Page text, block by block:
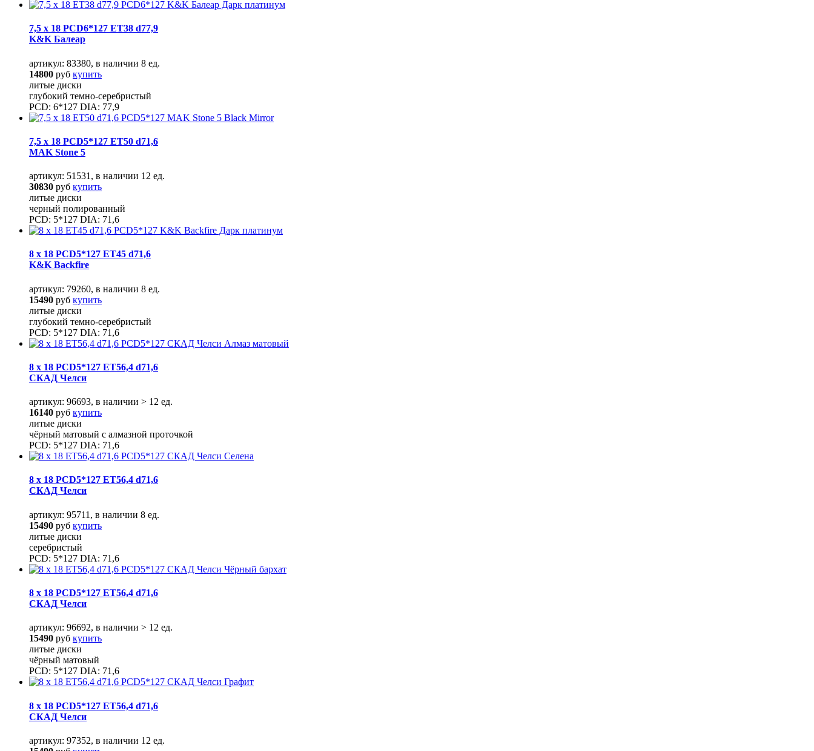
7,5 x 18 PCD6*127 ET38 d77,9
K&K Балеар
артикул: 83380, в наличии 8 ед.
14800 руб купить
литые диски
глубокий темно-серебристый
PCD: 6*127 DIA: 77,9
7,5 x 18 PCD5*127 ET50 d71,6
MAK Stone 5
артикул: 51531, в наличии 12 ед.
30830 руб купить
литые диски
черный полированный
PCD: 5*127 DIA: 71,6
8 x 18 PCD5*127 ET45 d71,6
K&K Backfire
артикул: 79260, в наличии 8 ед.
15490 руб купить
литые диски
глубокий темно-серебристый
PCD: 5*127 DIA: 71,6
8 x 18 PCD5*127 ET56,4 d71,6
СКАД Челси
артикул: 96693, в наличии > 12 ед.
16140 руб купить
литые диски
чёрный матовый с алмазной проточкой
PCD: 5*127 DIA: 71,6
8 x 18 PCD5*127 ET56,4 d71,6
СКАД Челси
артикул: 95711, в наличии 8 ед.
15490 руб купить
литые диски
серебристый
PCD: 5*127 DIA: 71,6
8 x 18 PCD5*127 ET56,4 d71,6
СКАД Челси
артикул: 96692, в наличии > 12 ед.
15490 руб купить
литые диски
чёрный матовый
PCD: 5*127 DIA: 71,6
8 x 18 PCD5*127 ET56,4 d71,6
СКАД Челси
артикул: 97352, в наличии 12 ед.